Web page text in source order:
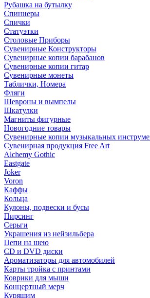
Рубашка на бутылку
Спиннеры
Спички
Статуэтки
Столовые Приборы
Сувенирные Конструкторы
Сувенирные копии барабанов
Сувенирные копии гитар
Сувенирные монеты
Таблички, Номера
Фляги
Шевроны и вымпелы
Шкатулки
Магниты фигурные
Новогодние товары
Сувенирные копии музыкальных
Сувенирная продукция Free Art
Alchemy Gothic
Eastgate
Joker
Voron
Каффы
Кольца
Кулоны, подвески и бусы
Пирсинг
Серьги
Украшения из нейзильбера
Цепи на шею
CD и DVD диски
Ароматизаторы для автомобилей
Карты тройка с принтами
Коврики для мыши
Концертный мерч
Курящим